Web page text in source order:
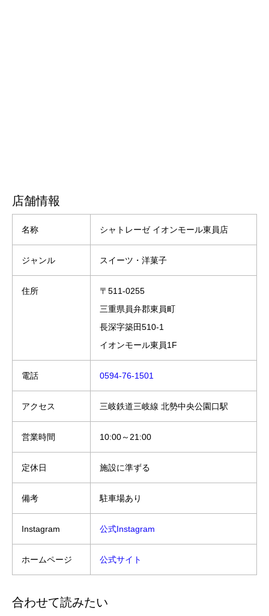
店舗情報
名称 シャトレーゼ イオンモール東員店
ジャンル スイーツ・洋菓子
住所
〒511-0255
三重県員弁郡東員町
長深字築田510-1
イオンモール東員1F
電話 0594-76-1501
アクセス 三岐鉄道三岐線 北勢中央公園口駅
営業時間 10:00～21:00
定休日 施設に準ずる
備考 駐車場あり
Instagram 公式Instagram
ホームページ 公式サイト
合わせて読みたい